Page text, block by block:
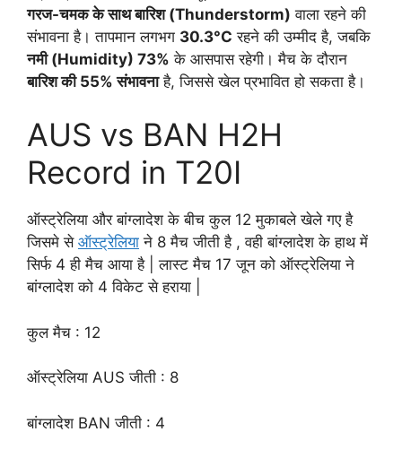
गरज-चमक के साथ बारिश (Thunderstorm) वाला रहने की
संभावना है। तापमान लगभग 30.3°C रहने की उम्मीद है, जबकि
नमी (Humidity) 73% के आसपास रहेगी। मैच के दौरान
बारिश की 55% संभावनाहै, जिससे खेल प्रभावित हो सकता है।
AUS vs BAN H2H
Record in T20I
ऑस्ट्रेलिया और बांग्लादेश के बीच कुल 12 मुकाबले खेले गए है
जिसमे से ऑस्ट्रेलिया ने 8 मैच जीती है , वही बांग्लादेश के हाथ में
सिर्फ 4 ही मैच आया है | लास्ट मैच 17 जून को ऑस्ट्रेलिया ने
बांग्लादेश को 4 विकेट से हराया |
कुल मैच : 12
ऑस्ट्रेलिया AUS जीती : 8
बांग्लादेश BAN जीती : 4